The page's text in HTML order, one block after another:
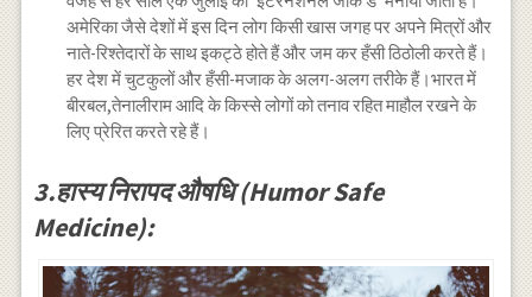
अमेरिका जैसे देशों में इस दिन लोग किसी खास जगह पर अपने मित्रों और
नाते-रिश्तेदारों के साथ इकट्ठे होते हैं और जम कर हँसी ठिठोली करते हैं।
हर देश में चुटकुलों और हँसी-मजाक के अलग-अलग तरीके हैं।भारत में
बीरबल,तेनालीराम आदि के किस्से लोगों को तनाव रहित माहौल रखने के
लिए प्रेरित करते रहे हैं।
3.हास्य निरापद औषधि (Humor Safe
Medicine):